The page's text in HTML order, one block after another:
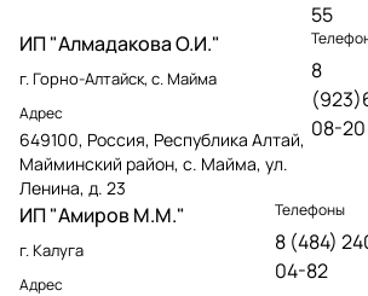
55
ИП "Алмадакова О.И."
г. Горно-Алтайск, с. Майма
Адрес
649100, Россия, Республика Алтай,
Майминский район, с. Майма, ул.
Ленина, д. 23
8
08-20
ИП "Амиров М.М."
г. Калуга
Адрес
Телефоны
8 (484)
04-82